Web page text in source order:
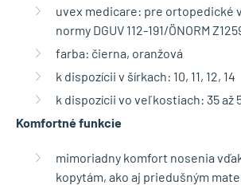
uvex medicare: pre ortopedické
normy DGUV 112-191/ÖNORM
farba: čierna, oranžová
k dispozícii v šírkach: 10, 11, 12, 14
k dispozícii vo veľkostiach: 35 až
Komfortné funkcie
mimoriadny komfort nosenia
kopytám, ako aj priedušným